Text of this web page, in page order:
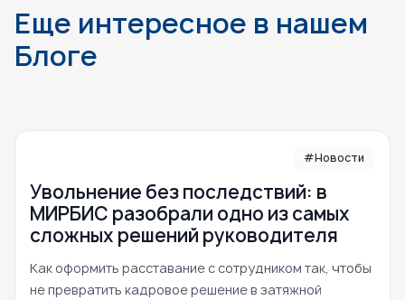
Еще интересное в нашем
Блоге
#Новости
Увольнение без последствий: в
МИРБИС разобрали одно из самых
сложных решений руководителя
Как оформить расставание с сотрудником так, чтобы
не превратить кадровое решение в затяжной